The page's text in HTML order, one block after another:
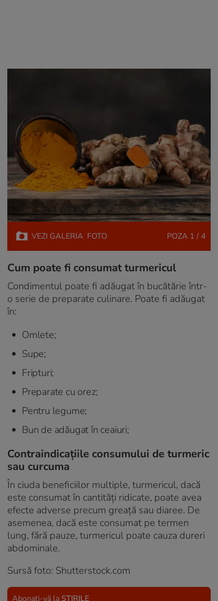
VEZI GALERIA FOTO POZA 1 / 4
Cum poate fi consumat turmericul
Condimentul poate fi adăugat în bucătărie într-
o serie de preparate culinare. Poate fi adăugat
în:
Omlete;
Supe;
Fripturi;
Preparate cu orez;
Pentru legume;
Bun de adăugat în ceaiuri;
Contraindicațiile consumului de turmeric
sau curcuma
În ciuda beneficiilor multiple, turmericul, dacă
este consumat în cantități ridicate, poate avea
efecte adverse precum greață sau diaree. De
asemenea, dacă este consumat pe termen
lung, fără pauze, turmericul poate cauza dureri
abdominale.
Sursă foto: Shutterstock.com
Abonați-vă la ȘTIRILE